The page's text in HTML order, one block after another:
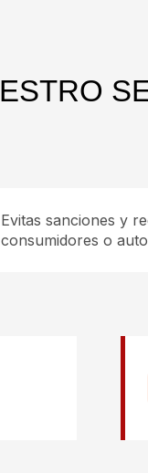
Evitas sanciones y
consumidores o